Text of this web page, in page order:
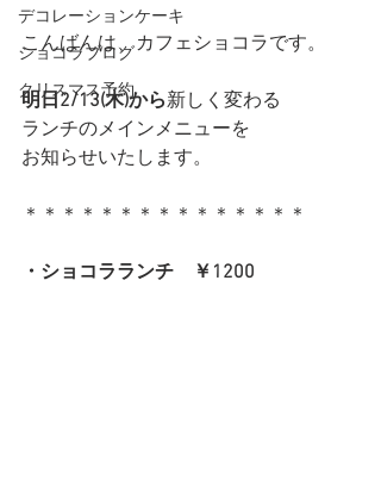
デコレーションケーキ
ショコラブログ
クリスマス予約
こんばんは、カフェショコラです。
明日2/13(木)から新しく変わる
ランチのメインメニューを
お知らせいたします。
＊＊＊＊＊＊＊＊＊＊＊＊＊＊＊
・ショコラランチ　￥1200